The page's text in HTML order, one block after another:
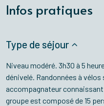
Infos pratiques
Type de séjour
Niveau modéré. 3h30 à 5
dénivelé. Randonnées à
accompagnateur
groupe est composé de 15